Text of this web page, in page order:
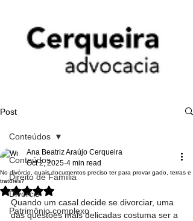
Post
Conteúdos
Direito de Família
Divórcio
Patrimônio complexo
Conteúdos
No divórcio, quais documentos preciso ter para provar gado, terras e
tratores?
Ana Beatriz Araújo Cerqueira
Oct 2, 2025 4 min read
Rated NaN out of 5 stars.
Quando um casal decide se divorciar, uma
das questões mais delicadas costuma ser a